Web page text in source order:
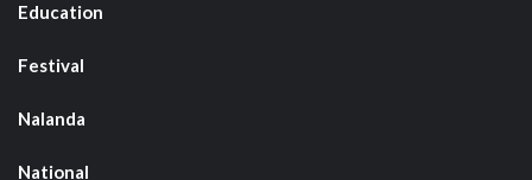
Education
Festival
Nalanda
National